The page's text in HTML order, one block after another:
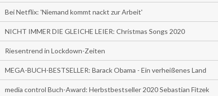
Bei Netflix: 'Niemand kommt nackt zur Arbeit'
NICHT IMMER DIE GLEICHE LEIER: Christmas Songs 2020
Riesentrend in Lockdown-Zeiten
MEGA-BUCH-BESTSELLER: Barack Obama - Ein verheißenes Land
media control Buch-Award: Herbstbestseller 2020 Sebastian Fitzek